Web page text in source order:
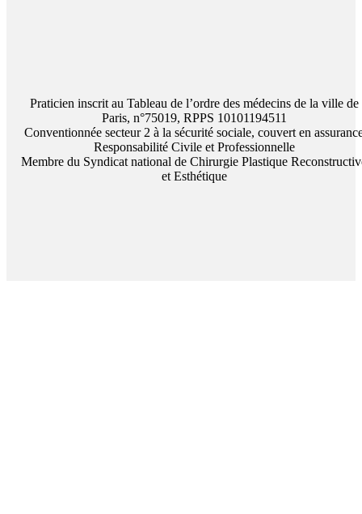
Praticien inscrit au Tableau de l’ordre des médecins de la ville de
Paris, n°75019, RPPS 10101194511
Conventionnée secteur 2 à la sécurité sociale, couvert en
Responsabilité Civile et Professionnelle
Membre du Syndicat national de Chirurgie Plastique
et Esthétique